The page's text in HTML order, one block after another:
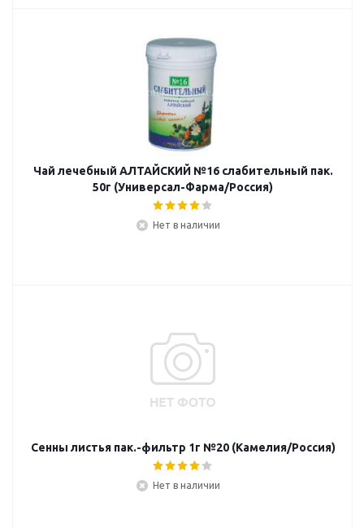
Чай лечебный АЛТАЙСКИЙ №16 слабительный пак.
50г (Универсал-Фарма/Россия)
Нет в наличии
Сенны листья пак.-фильтр 1г №20 (Камелия/Россия)
Нет в наличии